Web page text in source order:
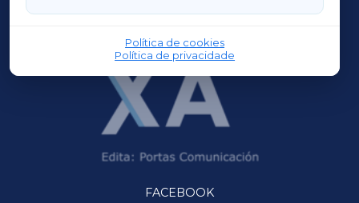
Política de cookies
Política de privacidade
OURENSEXA
FACEBOOK